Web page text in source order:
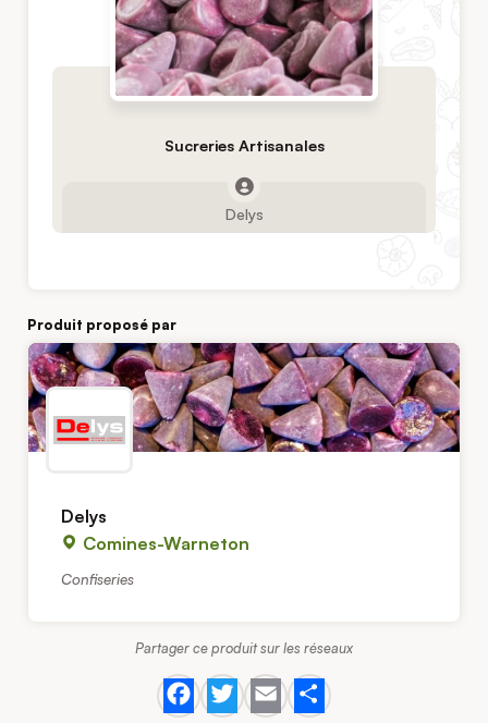
Sucreries Artisanales
Delys
Produit proposé par
Delys
Comines-Warneton
Confiseries
Partager ce produit sur les réseaux
Facebook
Twitter
EmailShare